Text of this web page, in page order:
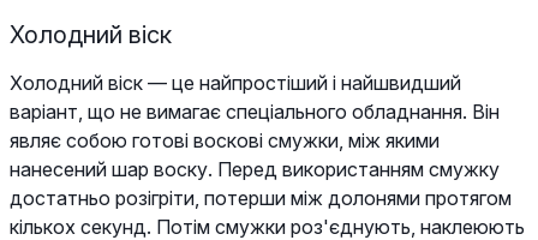
Холодний віск
Холодний віск — це найпростіший і найшвидший
варіант, що не вимагає спеціального обладнання. Він
являє собою готові воскові смужки, між якими
нанесений шар воску. Перед використанням смужку
достатньо розігріти, потерши між долонями протягом
кількох секунд. Потім смужки роз'єднують, наклеюють